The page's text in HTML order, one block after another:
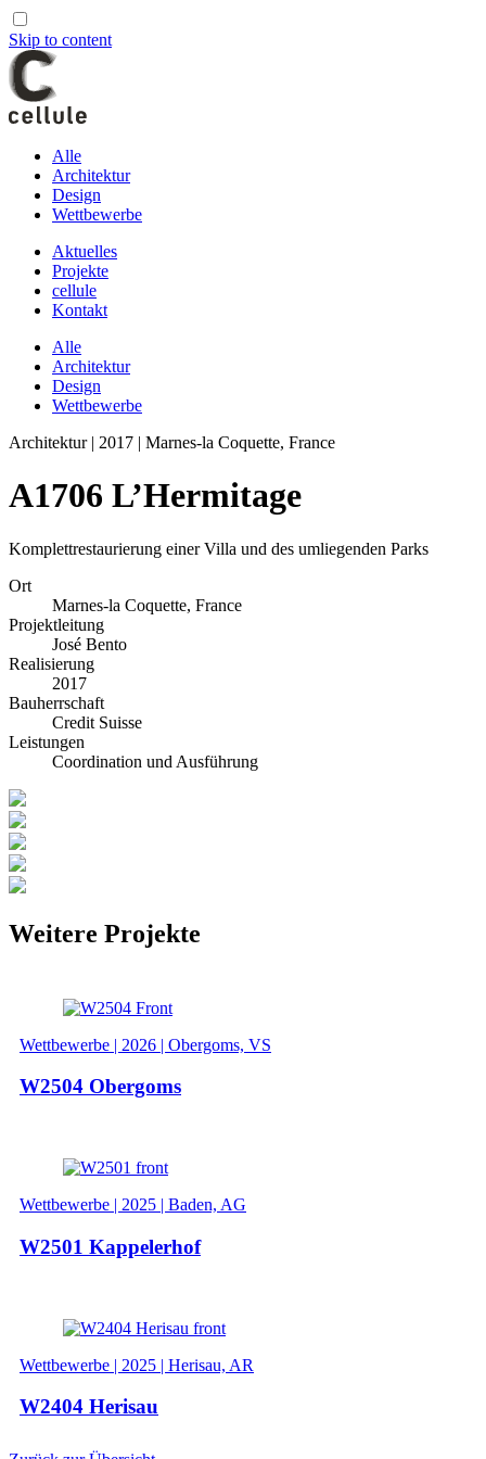
Skip to content
Alle
Architektur
Design
Wettbewerbe
Aktuelles
Projekte
cellule
Kontakt
Alle
Architektur
Design
Wettbewerbe
Architektur | 2017 | Marnes-la Coquette, France
A1706 L’Hermitage
Komplettrestaurierung einer Villa und des umliegenden Parks
Ort
Marnes-la Coquette, France
Projektleitung
José Bento
Realisierung
2017
Bauherrschaft
Credit Suisse
Leistungen
Coordination und Ausführung
Weitere Projekte
Wettbewerbe | 2026 | Obergoms, VS
W2504 Obergoms
Wettbewerbe | 2025 | Baden, AG
W2501 Kappelerhof
Wettbewerbe | 2025 | Herisau, AR
W2404 Herisau